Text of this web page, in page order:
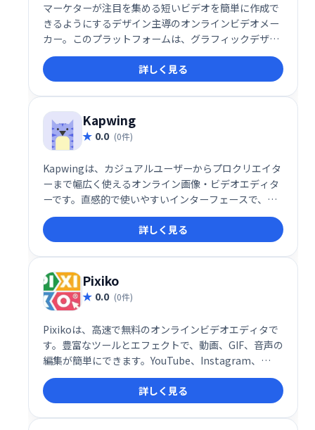
マーケターが注目を集める短いビデオを簡単に作成で
きるようにするデザイン主導のオンラインビデオメー
カー。このプラットフォームは、グラフィックデザイ
ンツールとビデオ作成プラットフォームのハイブリッ
ドであり、マーケティングキャンペーンに合わせてア
ニメーションビデオをカスタマイズするための完全な
クリエイティブコントロールを備えた数千のテンプレ
ートが付属しています。
詳しく見る
Kapwing
0.0 (0件)
Kapwingは、カジュアルユーザーからプロクリエイタ
ーまで幅広く使えるオンライン画像・ビデオエディタ
ーです。直感的で使いやすいインターフェースで、字
幕作成、コラージュ制作、スクリーンキャスト編集な
ど、様々なタスクをスムーズにこなせます。チームで
の共同作業にも最適で、生産性向上に貢献します。動
画編集や画像加工を簡単に、そして楽しく行いたい方
におすすめです。
詳しく見る
Pixiko
0.0 (0件)
Pixikoは、高速で無料のオンラインビデオエディタで
す。豊富なツールとエフェクトで、動画、GIF、音声の
編集が簡単にできます。YouTube、Instagram、
Facebook、TikTok、Twitterなど、様々なプラット
フォームやウェブサイト、広告などに最適な動画を作
成可能です。オールインワンで、手軽に高品質な動画
編集を実現します。
詳しく見る